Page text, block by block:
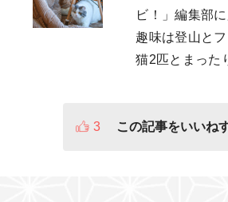
ビ！」編集部に
趣味は登山とフ
猫2匹とまった
3